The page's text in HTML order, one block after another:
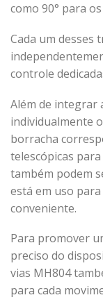
como 90° para
Cada um desses
controle
Além de integrar
individualmente
borracha
telescópicas
também podem
está em uso
conveniente.
Para promover
preciso do
vias MH804
para cada